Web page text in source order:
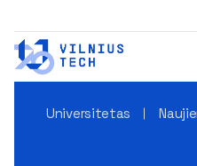
Universitetas